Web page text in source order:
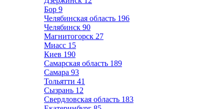
Бор 9
Челябинская область 196
Челябинск 90
Магнитогорск 27
Миасс 15
Киев 190
Самарская область 189
Самара 93
Тольятти 41
Сызрань 12
Свердловская область 183